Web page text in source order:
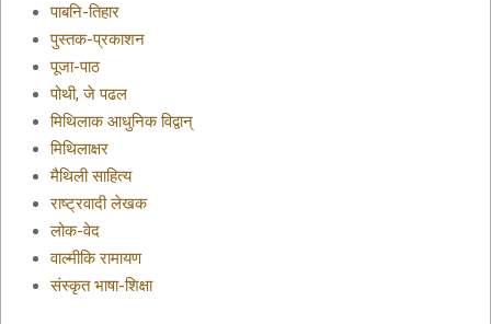
पाबनि-तिहार
पुस्तक-प्रकाशन
पूजा-पाठ
पोथी, जे पढल
मिथिलाक आधुनिक विद्वान्
मिथिलाक्षर
मैथिली साहित्य
राष्ट्रवादी लेखक
लोक-वेद
वाल्मीकि रामायण
संस्कृत भाषा-शिक्षा